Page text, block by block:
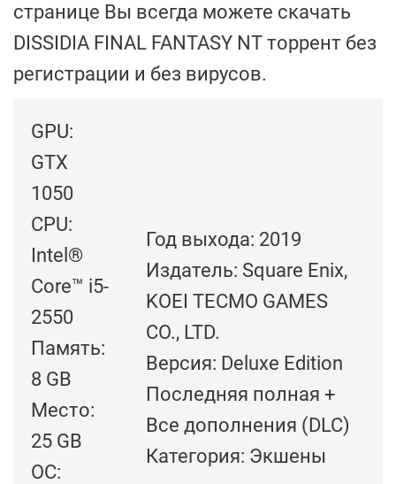
странице Вы всегда можете скачать
DISSIDIA FINAL FANTASY NT торрент без
регистрации и без вирусов.
GPU:
GTX
1050
CPU:
Intel®
Core™ i5-
2550
Память:
8 GB
Место:
25 GB
ОС:
Год выхода: 2019
Издатель: Square Enix,
KOEI TECMO GAMES
CO., LTD.
Версия: Deluxe Edition
Последняя полная +
Все дополнения (DLC)
Категория: Экшены